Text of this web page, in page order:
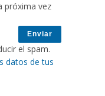
próxima vez
el spam.
datos de tus